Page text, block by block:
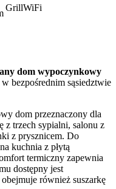
GrillWiFi
dom wypoczynkowy
bezpośrednim sąsiedztwie
dom przeznaczony dla
z trzech sypialni, salonu z
z prysznicem. Do
kuchnia z płytą
termiczny zapewnia
dostępny jest
również suszarkę